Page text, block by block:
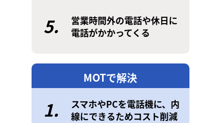
5.
営業時間外の電話や休日に
電話がかかってくる
MOTで解決
1.
スマホやPCを電話機に、内
線にできるためコスト削減